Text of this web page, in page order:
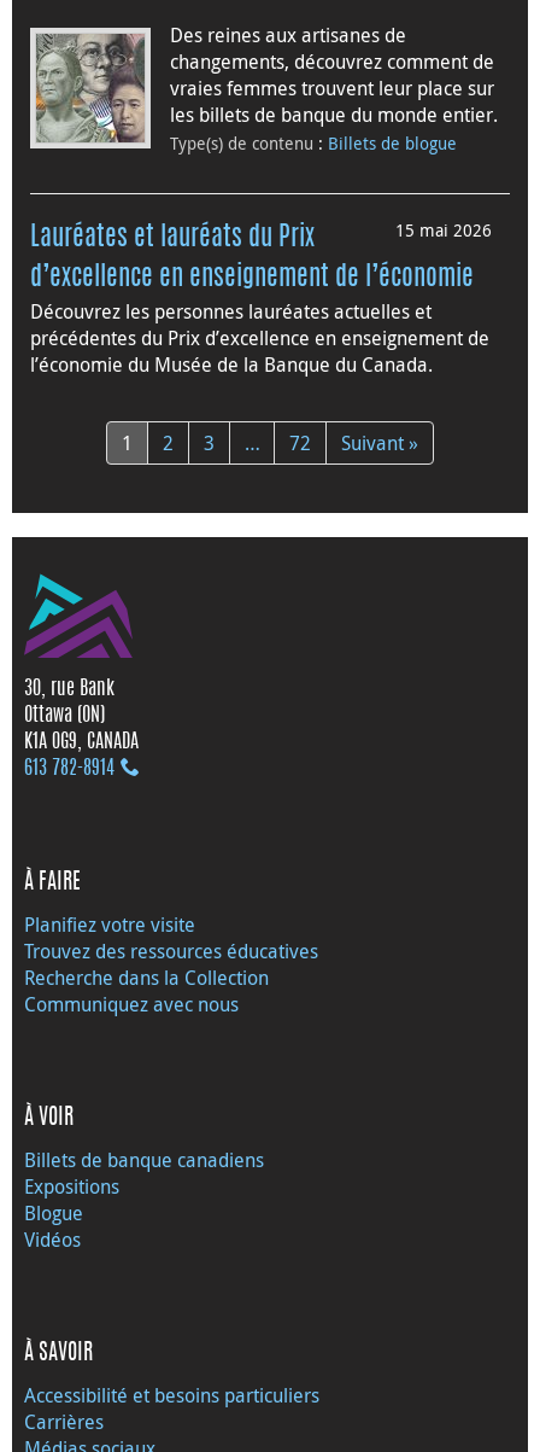
Des reines aux artisanes de
changements, découvrez comment de
vraies femmes trouvent leur place sur
les billets de banque du monde entier.
Type(s) de contenu : Billets de blogue
15 mai 2026
Lauréates et lauréats du Prix
d’excellence en enseignement de l’économie
Découvrez les personnes lauréates actuelles et
précédentes du Prix d’excellence en enseignement de
l’économie du Musée de la Banque du Canada.
1 2 3 … 72 Suivant »
30, rue Bank
Ottawa (ON)
K1A 0G9, CANADA
613 782‑8914
À FAIRE
Planifiez votre visite
Trouvez des ressources éducatives
Recherche dans la Collection
Communiquez avec nous
À VOIR
Billets de banque canadiens
Expositions
Blogue
Vidéos
À SAVOIR
Accessibilité et besoins particuliers
Carrières